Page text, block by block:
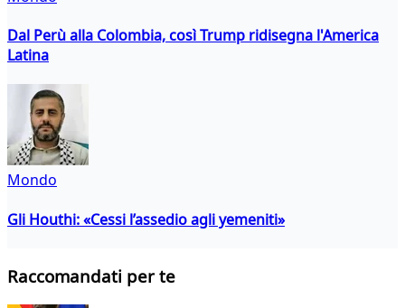
Dal Perù alla Colombia, così Trump ridisegna l'America
Latina
Mondo
Gli Houthi: «Cessi l’assedio agli yemeniti»
Raccomandati per te